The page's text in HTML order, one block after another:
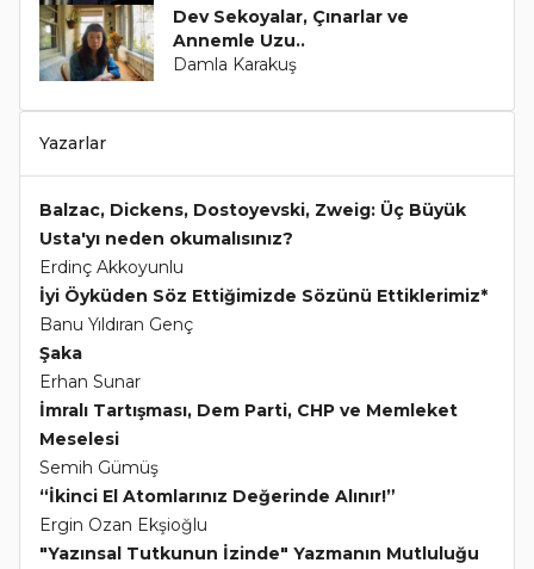
Dev Sekoyalar, Çınarlar ve
Annemle Uzu..
Damla Karakuş
Yazarlar
Balzac, Dickens, Dostoyevski, Zweig: Üç Büyük
Usta'yı neden okumalısınız?
Erdinç Akkoyunlu
İyi Öyküden Söz Ettiğimizde Sözünü Ettiklerimiz*
Banu Yıldıran Genç
Şaka
Erhan Sunar
İmralı Tartışması, Dem Parti, CHP ve Memleket
Meselesi
Semih Gümüş
“İkinci El Atomlarınız Değerinde Alınır!”
Ergin Ozan Ekşioğlu
"Yazınsal Tutkunun İzinde" Yazmanın Mutluluğu